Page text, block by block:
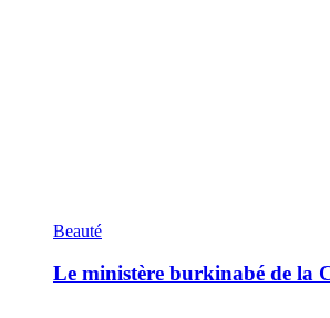
Beauté
Le ministère burkinabé de la